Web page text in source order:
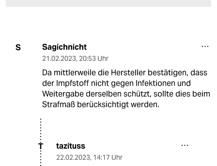
S Sagichnicht
21.02.2023, 20:53 Uhr
Da mittlerweile die Hersteller bestätigen, dass
der Impfstoff nicht gegen Infektionen und
Weitergabe derselben schützt, sollte dies beim
Strafmaß berücksichtigt werden.
T tazituss
22.02.2023, 14:17 Uhr